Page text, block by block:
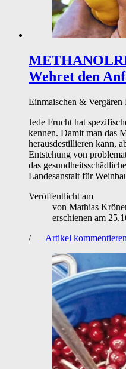
Wehret den
Einmaischen & Vergären
Jede Frucht hat
kennen. Damit man das
herausdestillieren kann,
Entstehung von
das
Landesanstalt für
Veröffentlicht am
von Mathias
erschienen am
/
Artikel kommentieren